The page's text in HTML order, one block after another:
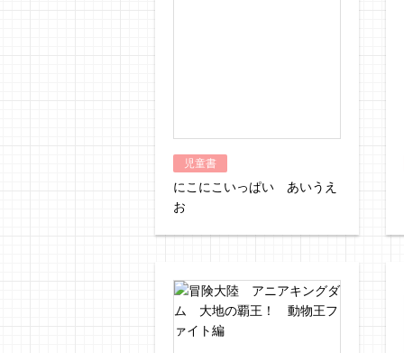
児童書
にこにこいっぱい あいうえ
お